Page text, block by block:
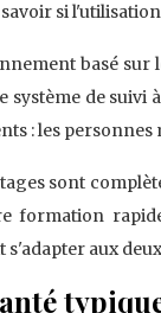
si
basé
système de
: les
sont
formation
aux